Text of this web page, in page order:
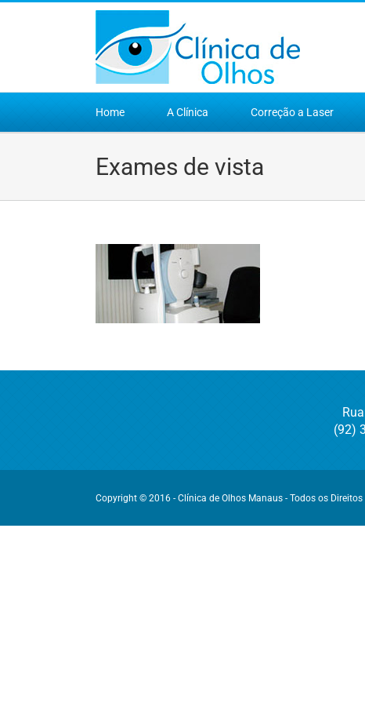
Home A Clínica Correção a Laser
Exames de vista
(92)
Copyright © 2016 - Clínica de Olhos Manaus - Todos os Direitos